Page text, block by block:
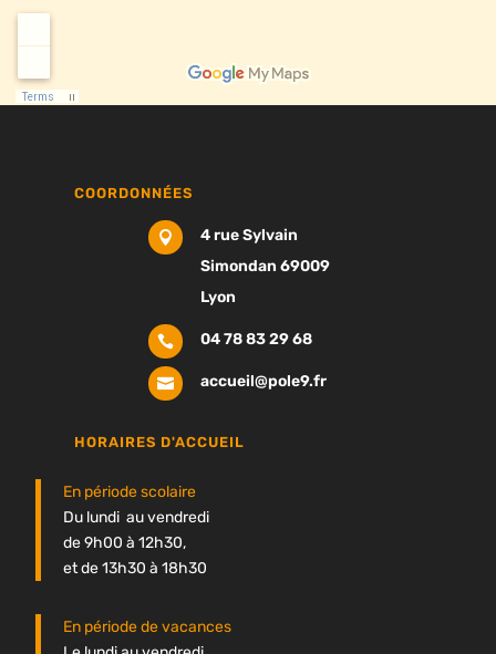
COORDONNÉES

4 rue Sylvain
Simondan 69009
Lyon
 04 78 83 29 68
 accueil@pole9.fr
HORAIRES D'ACCUEIL
En période scolaire
Du lundi au vendredi
de 9h00 à 12h30,
et de 13h30 à 18h30
En période de vacances